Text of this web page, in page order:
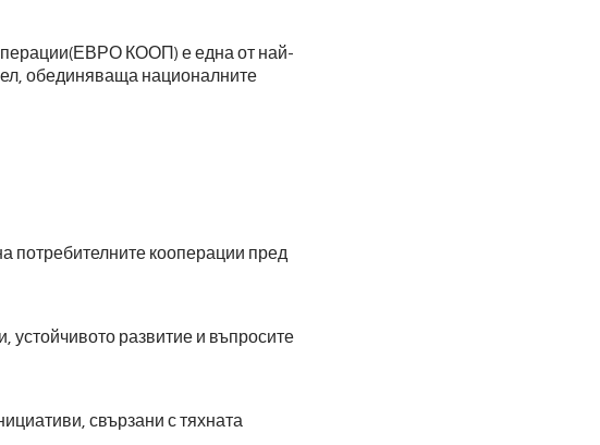
КООП) е една от най-
обединяваща националните
потребителните кооперации пред
устойчивото развитие и въпросите
свързани с тяхната